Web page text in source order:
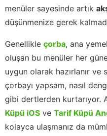
menüler sayesinde artık
düşünmenize gerek
Genellikle çorba, ana
oluşan bu menüler her
uygun olarak hazırlanır ve
çorbayı yapsam, nasıl
gibi dertlerden kurtarıyor.
Küpü iOS ve Tarif Küpü
kolayca ulaşmanız da